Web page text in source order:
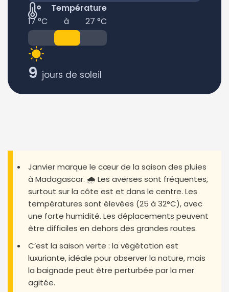
Température
17 °C
à 27 °C
9 jours de soleil
Janvier marque le cœur de la saison des pluies
à Madagascar. 🌧️ Les averses sont fréquentes,
surtout sur la côte est et dans le centre. Les
températures sont élevées (25 à 32°C), avec
une forte humidité. Les déplacements peuvent
être difficiles en dehors des grandes routes.
C’est la saison verte : la végétation est
luxuriante, idéale pour observer la nature, mais
la baignade peut être perturbée par la mer
agitée.